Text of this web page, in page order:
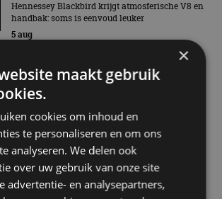
Hennessey Blackbird krijgt atmosferische V8 en
handbak: soms is eenvoud leuker
5 aug
Audi A2 e-Tron mikt op verbruik van 12,8 kWh
per 100 kilometer
Elektrische Geely E2 (tijdelijk) net zo goedkoop
als een Renault Twingo
×
maakt gebruik
cookies om inhoud en
te personaliseren en om ons
analyseren. We delen ook
over uw gebruik van onze site
advertentie- en analysepartners,